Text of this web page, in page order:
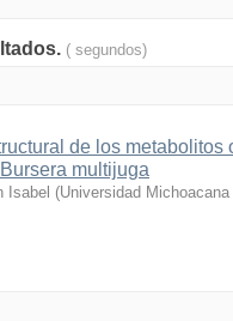
( segundos)
de los
multijuga
Isabel (Universidad